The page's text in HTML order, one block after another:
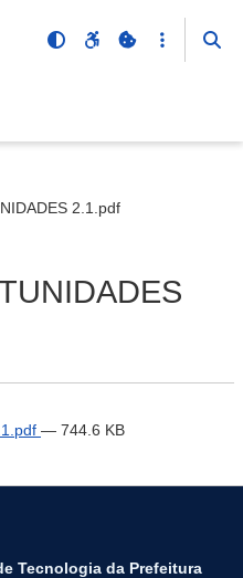
2.1.pdf
— 744.6 KB
Tecnologia da Prefeitura